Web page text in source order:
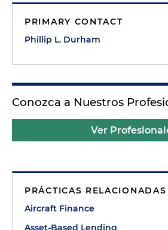
PRIMARY CONTACT
Phillip L. Durham
Conozca a Nuestros
Ver
PRÁCTICAS RELACIONADAS
Aircraft Finance
Asset-Based Lending